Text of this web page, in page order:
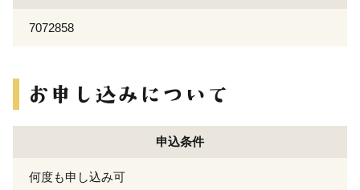
7072858
申込条件
何度も申し込み可